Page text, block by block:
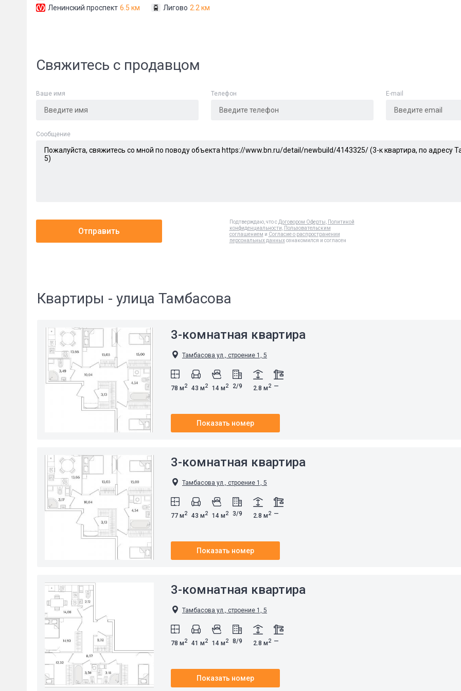
Ленинский проспект 6.5 км
Лигово 2.2 км
Свяжитесь с продавцом
Ваше имя Телефон E-mail
Cообщение
Отправить
Подтверждаю, что с Договором Оферты
Политикой
конфиденциальности
Пользовательским
соглашением и Согласие о распространении
персональных данныхознакомился и согласен
Квартиры - улица Тамбасова
3-комнатная квартира
Тамбасова ул., строение 1, 5
78 м2 43 м2 14 м2 2/9 2.8 м2 —
Показать номер
3-комнатная квартира
Тамбасова ул., строение 1, 5
77 м2 43 м2 14 м2 3/9 2.8 м2 —
Показать номер
3-комнатная квартира
Тамбасова ул., строение 1, 5
78 м2 41 м2 14 м2 8/9 2.8 м2 —
Показать номер